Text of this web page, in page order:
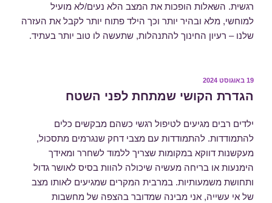
רגשית. השאלות הופכות את המצב הלא נעים/לא מועיל
למוחשי, מלא ובהיר יותר וכך הילד פתוח יותר לקבל את העזרה
שלנו – רעיון החינוך להתנהלות, שתעשה לו טוב יותר בעתיד.
פורסם
19 באוגוסט 2024
הגדרת הקושי שמתחת לפני השטח
ילדים רבים מגיעים לטיפול רגשי כשהם מבקשים כלים
להתמודדות. להתמודדות עם מצבי דחק שנגרמים מתסכול,
מעקשנות דווקא במקומות שצריך ללמוד לשחרר ומאידך
הימנעות או בריחה מעשיה שיכולה להוות בסיס לאושר גדול
ותחושת משמעותיות. במרבית המקרים שמגיעים לאותו מצב
של אי עשייה, אני מבינה שמדובר בהצפה של מחשבות